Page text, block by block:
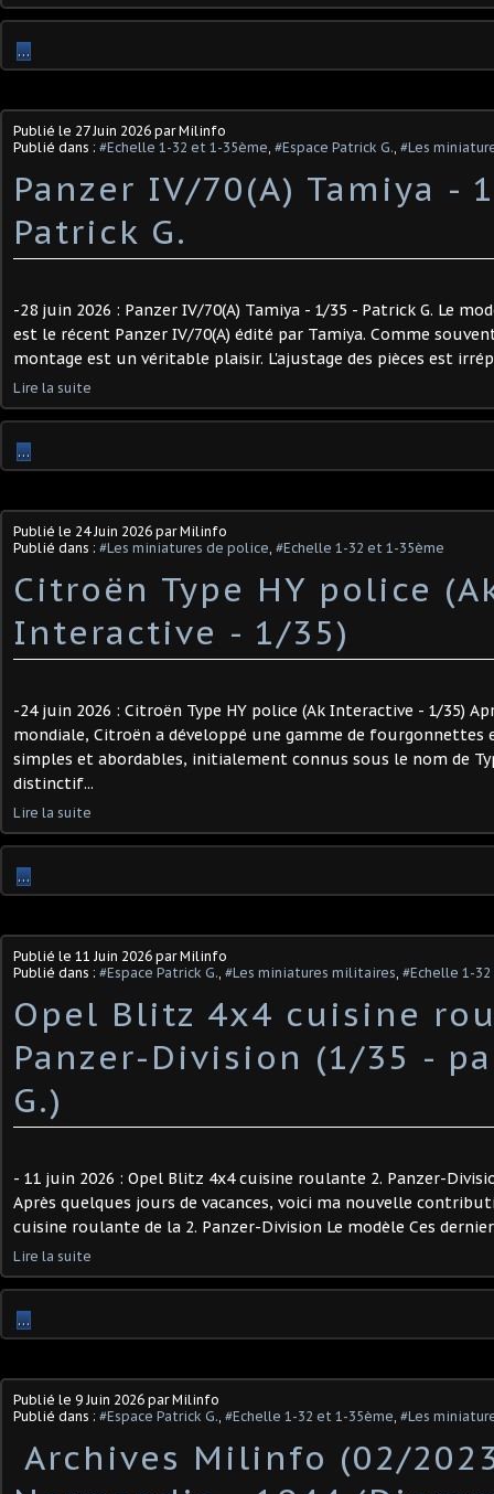
…
Publié le 27 Juin 2026 par Milinfo
Publié dans : #Echelle 1-32 et 1-35ème, #Espace Patrick G., #Les
Panzer IV/70(A) Tamiya -
Patrick G.
-28 juin 2026 : Panzer IV/70(A) Tamiya - 1/35 - Patrick G. Le
est le récent Panzer IV/70(A) édité par Tamiya. Comme
montage est un véritable plaisir. L'ajustage des pièces est
Lire la suite
…
Publié le 24 Juin 2026 par Milinfo
Publié dans : #Les miniatures de police, #Echelle 1-32 et 1-35ème
Citroën Type HY police
Interactive - 1/35)
-24 juin 2026 : Citroën Type HY police (Ak Interactive - 1/35)
mondiale, Citroën a développé une gamme de fourgonnettes
simples et abordables, initialement connus sous le nom de
distinctif...
Lire la suite
…
Publié le 11 Juin 2026 par Milinfo
Publié dans : #Espace Patrick G., #Les miniatures militaires, #Echelle 1-
Opel Blitz 4x4 cuisine
Panzer-Division (1/35 -
G.)
- 11 juin 2026 : Opel Blitz 4x4 cuisine roulante 2. Panzer-
Après quelques jours de vacances, voici ma nouvelle
cuisine roulante de la 2. Panzer-Division Le modèle Ces
Lire la suite
…
Publié le 9 Juin 2026 par Milinfo
Publié dans : #Espace Patrick G., #Echelle 1-32 et 1-35ème, #Les
Archives Milinfo (02/